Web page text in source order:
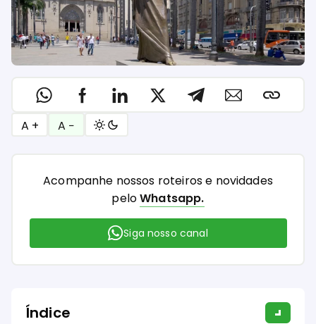
A + A −
Acompanhe nossos roteiros e novidades
peloWhatsapp.
Siga nosso canal
Índice